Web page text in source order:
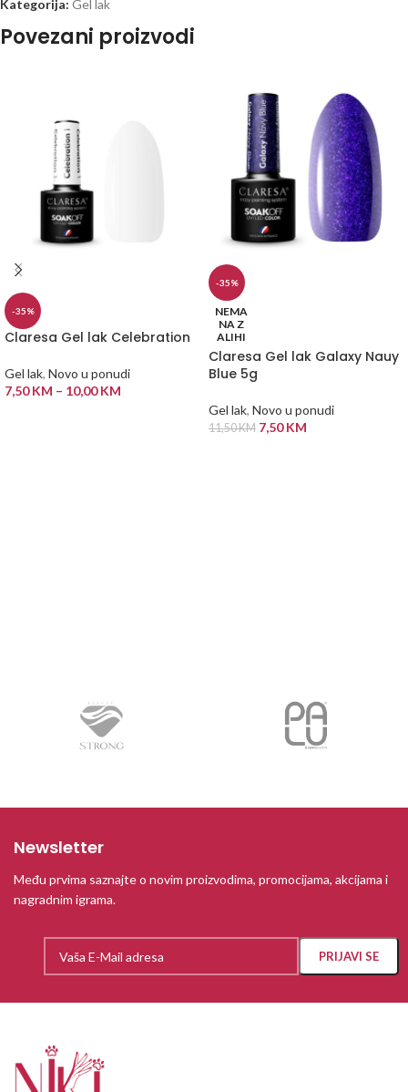
Kategorija: Gel lak
Povezani proizvodi
-35%
Claresa Gel lak Celebration
Gel lak, Novo u ponudi
7,50KM – 10,00KM
-35%
NEMA
NA Z
ALIHI
Claresa Gel lak Galaxy Nauy
Blue 5g
Gel lak, Novo u ponudi
11,50KM 7,50KM
Newsletter
Među prvima saznajte o novim proizvodima, promocijama, akcijama i
nagradnim igrama.